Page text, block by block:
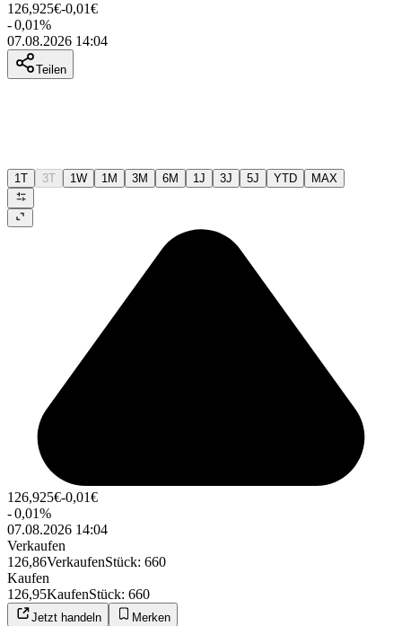
126,925€-0,01€
-0,01%
07.08.2026 14:04
Teilen
1T 3T 1W 1M 3M 6M 1J 3J 5J YTD MAX
126,925€-0,01€
-0,01%
07.08.2026 14:04
Verkaufen
126,86VerkaufenStück: 660
Kaufen
126,95KaufenStück: 660
Jetzt handeln Merken